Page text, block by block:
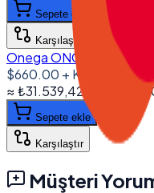
Sepete ekle
Karşılaştır
Onega ONG-1850 18.5''
$660.00 + KDV
≈₺31.539,42
Sepete ekle
Karşılaştır
Müşteri